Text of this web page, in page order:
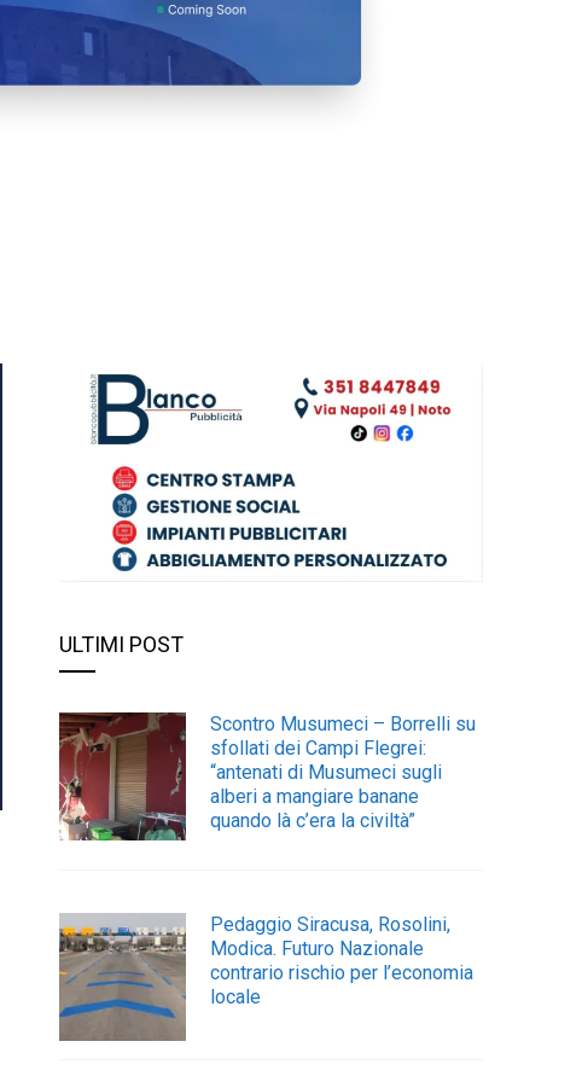
ULTIMI POST
Scontro Musumeci – Borrelli su
sfollati dei Campi Flegrei:
“antenati di Musumeci sugli
alberi a mangiare banane
quando là c’era la civiltà”
Pedaggio Siracusa, Rosolini,
Modica. Futuro Nazionale
contrario rischio per l’economia
locale